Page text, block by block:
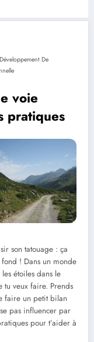
Développement De
voie
pratiques
son tatouage : ça
! Dans un monde
étoiles dans le
veux faire. Prends
faire un petit bilan
pas influencer par
pour t’aider à